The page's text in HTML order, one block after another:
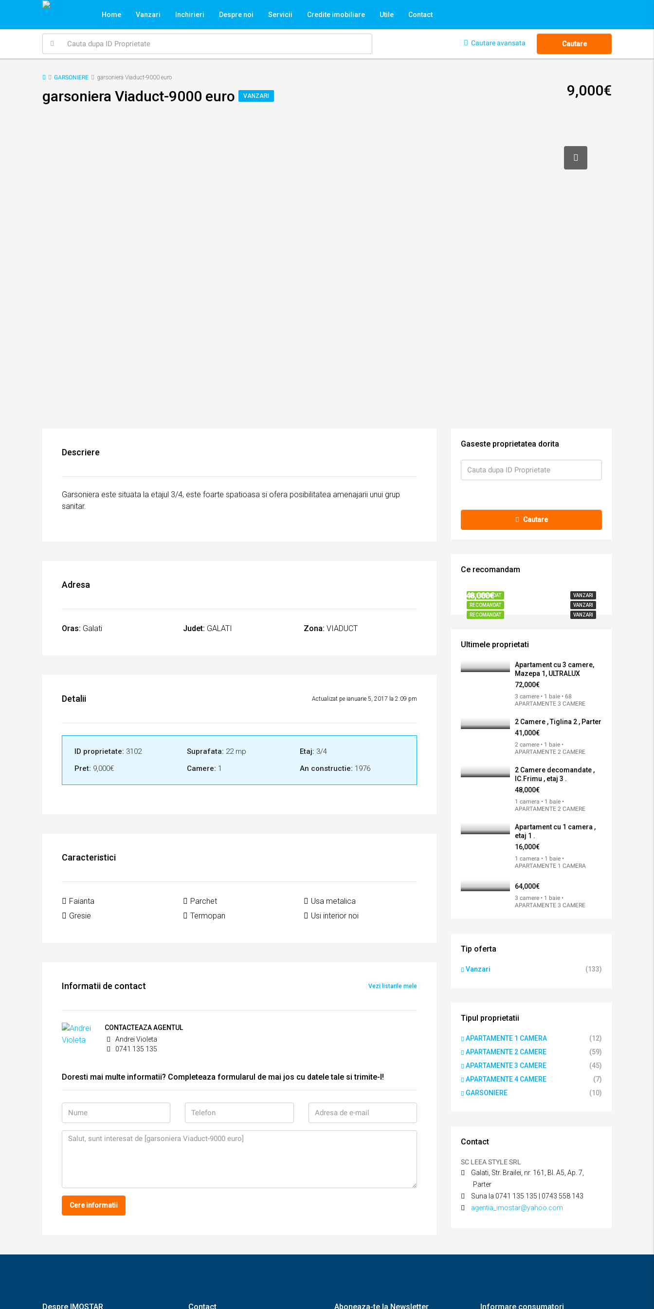
Home Vanzari Inchirieri Despre noi Servicii Credite imobiliare Utile Contact
Cautare avansata Cautare
GARSONIERE garsoniera Viaduct-9000 euro
garsoniera Viaduct-9000 euro VANZARI 9,000€
Descriere
Garsoniera este situata la etajul 3/4, este foarte spatioasa si ofera posibilitatea amenajarii unui grup
sanitar.
Adresa
Oras: Galati Judet: GALATI Zona: VIADUCT
Detalii Actualizat pe ianuarie 5, 2017 la 2:09 pm
ID proprietate: 3102
Pret: 9,000€
Suprafata: 22 mp
Camere: 1
Etaj: 3/4
An constructie: 1976
Caracteristici
Faianta
Gresie
Parchet
Termopan
Usa metalica
Usi interior noi
Informatii de contact Vezi listarile mele
CONTACTEAZA AGENTUL
Andrei Violeta
0741 135 135
Doresti mai multe informatii? Completeaza formularul de mai jos cu datele tale si trimite-l!
Cere informatii
Gaseste proprietatea dorita
Cautare
Ce recomandam
RECOMANDAT VANZARI
RECOMANDAT VANZARI
RECOMANDAT VANZARI
48,000€
Ultimele proprietati
Apartament cu 3 camere,
Mazepa 1, ULTRALUX
72,000€
3 camere • 1 baie • 68
APARTAMENTE 3 CAMERE
2 Camere , Tiglina 2 , Parter
41,000€
2 camere • 1 baie •
APARTAMENTE 2 CAMERE
2 Camere decomandate ,
IC.Frimu , etaj 3 .
48,000€
1 camera • 1 baie •
APARTAMENTE 2 CAMERE
Apartament cu 1 camera ,
etaj 1 .
16,000€
1 camera • 1 baie •
APARTAMENTE 1 CAMERA
64,000€
3 camere • 1 baie •
APARTAMENTE 3 CAMERE
Tip oferta
Vanzari (133)
Tipul proprietatii
APARTAMENTE 1 CAMERA
(12)
APARTAMENTE 2 CAMERE
(59)
APARTAMENTE 3 CAMERE
(45)
APARTAMENTE 4 CAMERE
(7)
GARSONIERE
(10)
Contact
SC LEEA STYLE SRL
Galati, Str. Brailei, nr. 161, Bl. A5, Ap. 7,
Parter
Suna la 0741 135 135 | 0743 558 143
agentia_imostar@yahoo.com
Despre IMOSTAR Contact Aboneaza-te la Newsletter Informare consumatori